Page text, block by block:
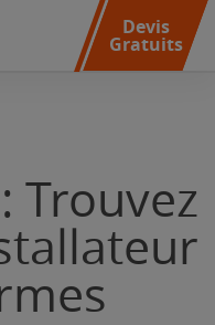
Devis
Gratuits
Trouvez